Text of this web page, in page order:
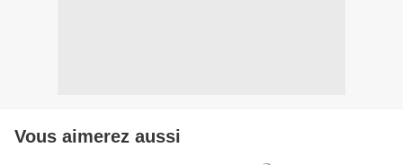
Vous aimerez aussi